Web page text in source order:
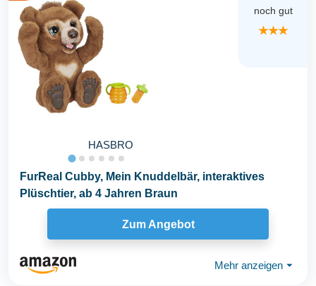
HASBRO
noch gut
★★★
FurReal Cubby, Mein Knuddelbär, interaktives
Plüschtier, ab 4 Jahren Braun
Zum Angebot
Mehr anzeigen ⏷